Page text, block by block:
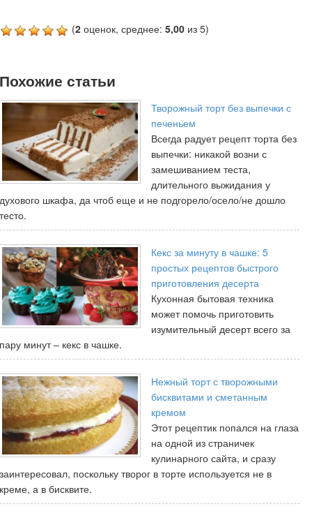
(2 оценок, среднее:5,00 из 5)
Похожие статьи
Творожный торт без выпечки с
печеньем
Всегда радует рецепт торта без
выпечки: никакой возни с
замешиванием теста,
длительного выжидания у
духового шкафа, да чтоб еще и не подгорело/осело/не дошло
тесто.
Кекс за минуту в чашке: 5
простых рецептов быстрого
приготовления десерта
Кухонная бытовая техника
может помочь приготовить
изумительный десерт всего за
пару минут – кекс в чашке.
Нежный торт с творожными
бисквитами и сметанным
кремом
Этот рецептик попался на глаза
на одной из страничек
кулинарного сайта, и сразу
заинтересовал, поскольку творог в торте используется не в
креме, а в бисквите.